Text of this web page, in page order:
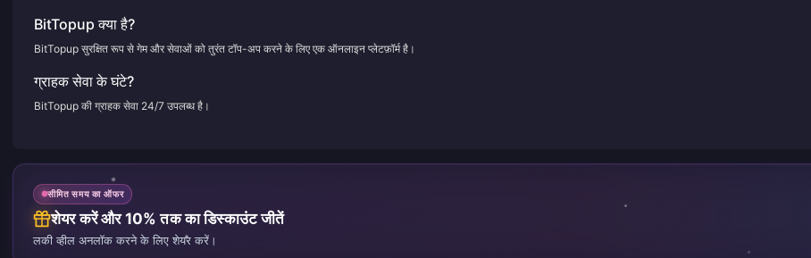
BitTopup क्या है?
BitTopup सुरक्षित रूप से गेम और सेवाओं को तुरंत टॉप-अप करने के लिए एक ऑनलाइन प्लेटफ़ॉर्म है।
ग्राहक सेवा के घंटे?
BitTopup की ग्राहक सेवा 24/7 उपलब्ध है।
सीमित समय का ऑफर
शेयर करें और 10% तक का डिस्काउंट जीतें
लकी व्हील अनलॉक करने के लिए शेयर करें।